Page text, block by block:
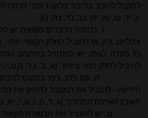
למקבל להגיב בדיבור כלשהו לפני כניסה
יג, יד, טו, טז, יח, כב, כד, כה, כו]
ז. בניסוח הדברים הקשים יש
וכלליים, ורק אז להוביל לחלק הקשה
כל מקרה לגופו. יש להתחיל בפרטים
להוביל לחלק המר ביותר. [א, ב, ג,ד, ה,ט, י,
ח. אם ניתן, רצוי במקום
הידיעה - להוביל את המקבל להסיק את
חשבון הארכת התהליך. [ג, ד, ה, ו, ט, י, יא,
ט. יש להעביר את הבשורה הקשה